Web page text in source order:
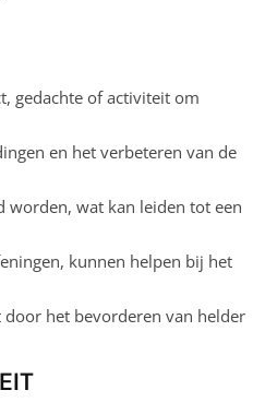
gedachte of activiteit om
en het verbeteren van de
worden, wat kan leiden tot een
kunnen helpen bij het
het bevorderen van helder